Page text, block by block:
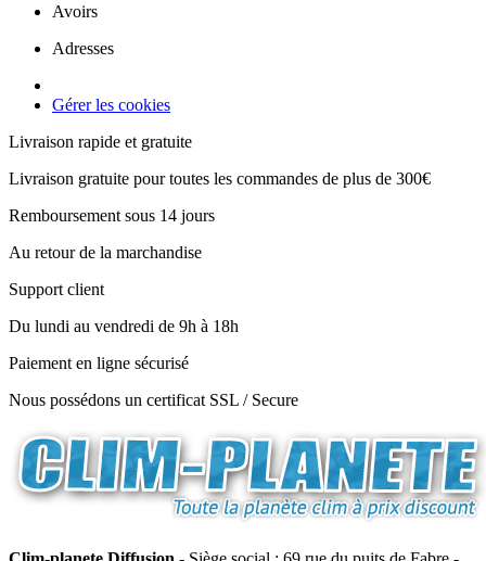
Avoirs
Adresses
Gérer les cookies
Livraison rapide et gratuite
Livraison gratuite pour toutes les commandes de plus de 300€
Remboursement sous 14 jours
Au retour de la marchandise
Support client
Du lundi au vendredi de 9h à 18h
Paiement en ligne sécurisé
Nous possédons un certificat SSL / Secure